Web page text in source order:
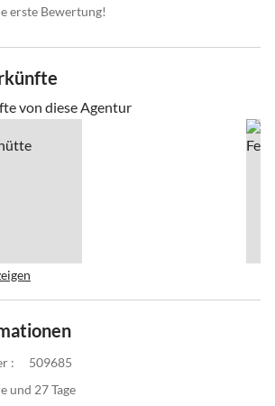
erste Bewertung!
von diese Agentur
:
509685
und 27 Tage